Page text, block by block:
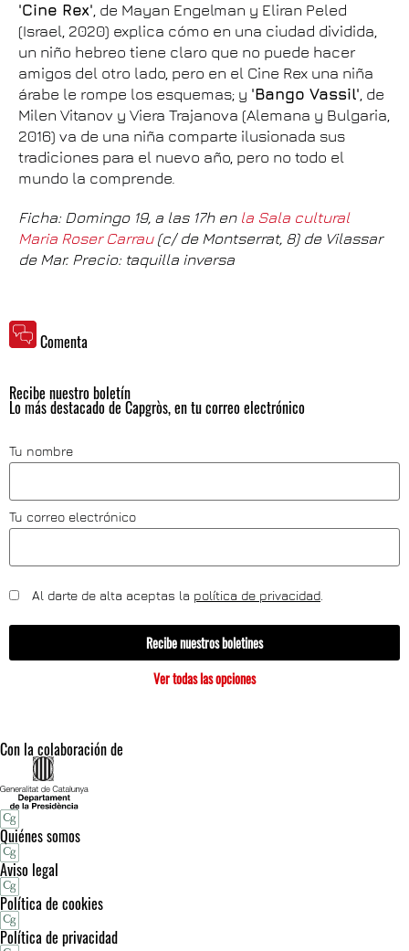
'Cine Rex', de Mayan Engelman y Eliran Peled
(Israel, 2020) explica cómo en una ciudad dividida,
un niño hebreo tiene claro que no puede hacer
amigos del otro lado, pero en el Cine Rex una niña
árabe le rompe los esquemas; y 'Bango Vassil', de
Milen Vitanov y Viera Trajanova (Alemana y Bulgaria,
2016) va de una niña comparte ilusionada sus
tradiciones para el nuevo año, pero no todo el
mundo la comprende.
Ficha: Domingo 19, a las 17h en la Sala cultural
Maria Roser Carrau(c/ de Montserrat, 8) de Vilassar
de Mar. Precio: taquilla inversa
Comenta
Recibe nuestro boletín
Lo más destacado de Capgròs, en tu correo electrónico
Tu nombre
Tu correo electrónico
Al darte de alta aceptas la política de privacidad
Recibe nuestros boletines
Ver todas las opciones
Con la colaboración de
Quiénes somos
Aviso legal
Política de cookies
Política de privacidad